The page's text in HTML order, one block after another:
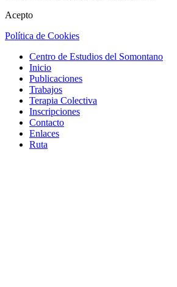
Acepto
Política de Cookies
Centro de Estudios del Somontano
Inicio
Publicaciones
Trabajos
Terapia Colectiva
Inscripciones
Contacto
Enlaces
Ruta